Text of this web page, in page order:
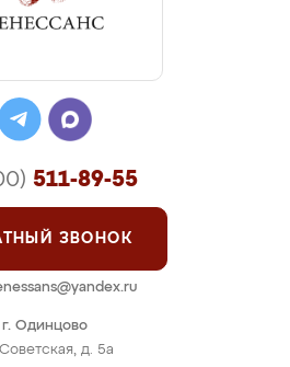
г. Одинцово
д. 5а
511-89-55
ЗВОНОК